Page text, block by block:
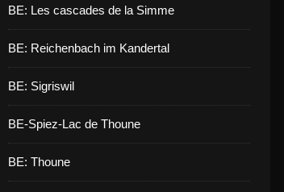
BE: Les cascades de la Simme
BE: Reichenbach im Kandertal
BE: Sigriswil
BE-Spiez-Lac de Thoune
BE: Thoune